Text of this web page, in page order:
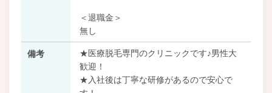
＜退職金＞
無し
備考
★医療脱毛専門のクリニックです♪男性大
歓迎！
★入社後は丁寧な研修があるので安心で